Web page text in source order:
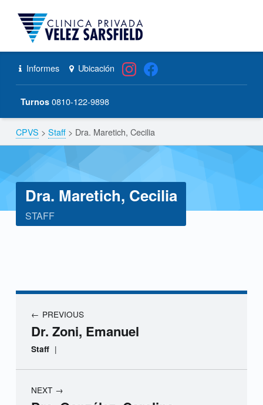
Dra. Maretich, Cecilia – CPVS
Primary Menu
Header info sidebar Informes Ubicación
Turnos 0810-122-9898
Breadcrumbs navigation
CPVS > Staff> Dra. Maretich, Cecilia
Dra. Maretich, Cecilia
STAFF
r
M
a
PREVIOUS
Dr. Zoni, Emanuel
Staff |
NEXT